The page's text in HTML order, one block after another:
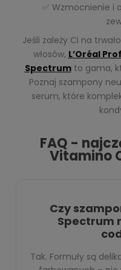
✅ Wzmocnienie i
Jeśli zależy Ci na
włosów, L’Oréal
Spectrumto gama,
Poznaj szampony
serum, które
FAQ -
Vitamino
Czy
Spectrum
Tak. Formuły są